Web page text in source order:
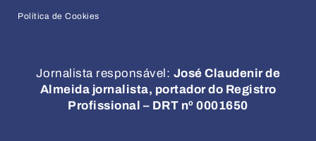
Política de Cookies
Jornalista responsável: José Claudenir de
Almeida jornalista, portador do Registro
Profissional – DRT nº 0001650